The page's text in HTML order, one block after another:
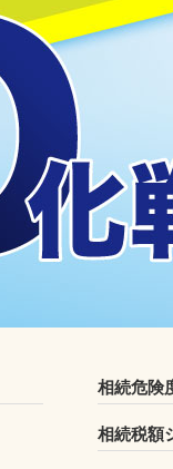
相続危険
相続税額